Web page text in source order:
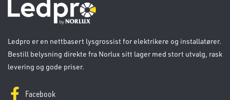
Ledpro er en nettbasert lysgrossist for elektrikere og installatører.
Bestill belysning direkte fra Norlux sitt lager med stort utvalg, rask
levering og gode priser.
Facebook